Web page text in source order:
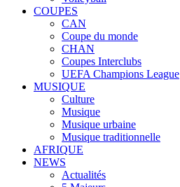
COUPES
CAN
Coupe du monde
CHAN
Coupes Interclubs
UEFA Champions League
MUSIQUE
Culture
Musique
Musique urbaine
Musique traditionnelle
AFRIQUE
NEWS
Actualités